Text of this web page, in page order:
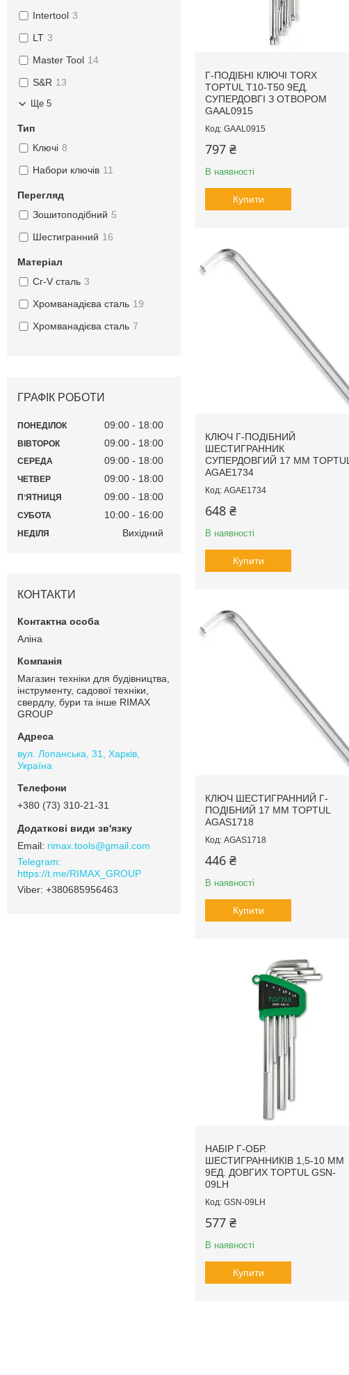
Г-ПОДІБНІ КЛЮЧІ TORX
TOPTUL T10-T50 9ЕД.
СУПЕРДОВГІ З ОТВОРОМ
GAAL0915
GAAL0915
797 ₴
В наявності
Купити
КЛЮЧ Г-ПОДІБНИЙ
ШЕСТИГРАННИК
СУПЕРДОВГИЙ 17 ММ TOPTUL
AGAE1734
AGAE1734
648 ₴
В наявності
Купити
КЛЮЧ ШЕСТИГРАННИЙ Г-
ПОДІБНИЙ 17 ММ TOPTUL
AGAS1718
AGAS1718
446 ₴
В наявності
Купити
НАБІР Г-ОБР.
ШЕСТИГРАННИКІВ 1,5-10 ММ
9ЕД. ДОВГИХ TOPTUL GSN-
09LH
GSN-09LH
577 ₴
В наявності
Купити
Intertool 3
LT 3
Master Tool 14
S&R 13
Ще 5
Тип
Ключі 8
Набори ключів 11
Перегляд
Зошитоподібний 5
Шестигранний 16
Матеріал
Cr-V сталь 3
Хромванадієва сталь 19
Хромванадієва сталь 7
ГРАФІК РОБОТИ
ПОНЕДІЛОК 09:00 18:00
ВІВТОРОК 09:00 18:00
СЕРЕДА 09:00 18:00
ЧЕТВЕР 09:00 18:00
ПʼЯТНИЦЯ 09:00 18:00
СУБОТА 10:00 16:00
НЕДІЛЯ Вихідний
КОНТАКТИ
Аліна
Магазин техніки для будівництва,
інструменту, садової техніки,
свердлу, бури та інше RIMAX
GROUP
вул. Лопанська, 31, Харків,
Україна
+380 (73) 310-21-31
rimax.tools@gmail.com
https://t.me/RIMAX_GROUP
+380685956463